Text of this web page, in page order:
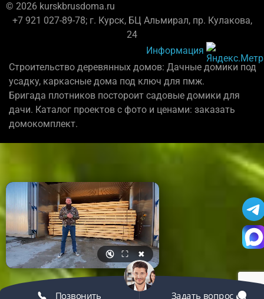
© 2026 kurskbrusdoma.ru
+7 921 027-89-78; г. Курск, БЦ Альмирал, пр. Кулакова,
24
Информация
Строительство деревянных домов: Дачные домики под
усадку, каркасные дома под ключ для пмж.
Бригада плотников постороит садовые домики для
дачи. Каталог проектов с фото и ценами: заказать
домокомплект.
🔇 ⛶ ✖
Позвонить Задать вопрос